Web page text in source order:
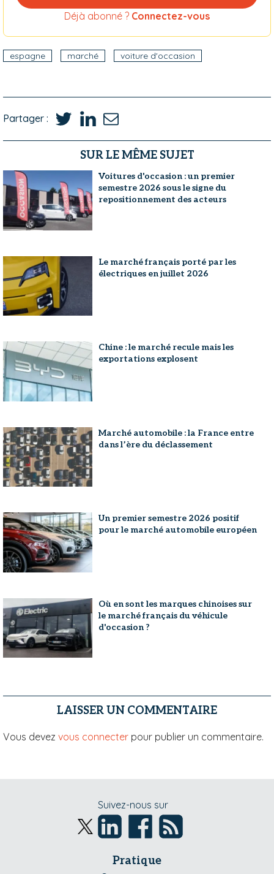
Déjà abonné ? Connectez-vous
espagne marché voiture d'occasion
Partager :
SUR LE MÊME SUJET
Voitures d'occasion : un premier
semestre 2026 sous le signe du
repositionnement des acteurs
Le marché français porté par les
électriques en juillet 2026
Chine : le marché recule mais les
exportations explosent
Marché automobile : la France entre
dans l’ère du déclassement
Un premier semestre 2026 positif
pour le marché automobile européen
Où en sont les marques chinoises sur
le marché français du véhicule
d'occasion ?
LAISSER UN COMMENTAIRE
Vous devez vous connecter pour publier un commentaire.
Suivez-nous sur
Pratique